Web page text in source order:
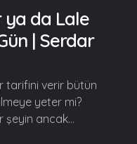
ya da Lale
| Serdar
tarifini verir bütün
yeter mi?
şeyin ancak...